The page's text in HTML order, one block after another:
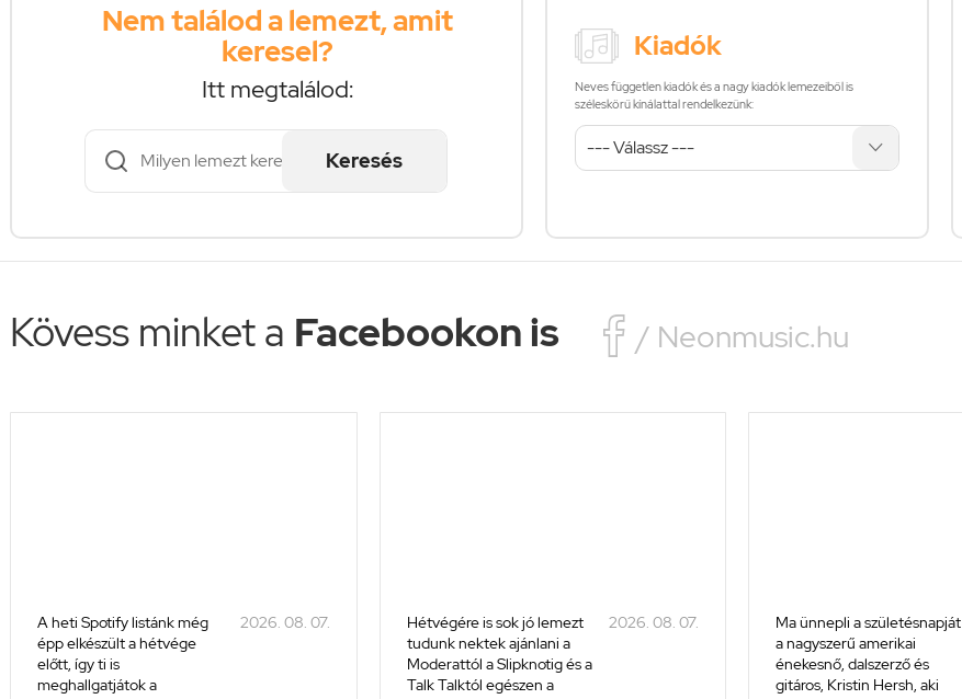
Nem találod a lemezt, amit
keresel?
Itt megtalálod:
Keresés
Kiadók
Neves független kiadók és a nagy kiadók lemezeiből is
széleskörű kínálattal rendelkezünk:
Kövess minket a Facebookon is  / Neonmusic.hu
A heti Spotify listánk még
épp elkészült a hétvége
előtt, így ti is
meghallgatjátok a
2026. 08. 07.
Hétvégére is sok jó lemezt
tudunk nektek ajánlani a
Moderattól a Slipknotig és a
Talk Talktól egészen a
2026. 08. 07.
Ma ünnepli a születésnapját
a nagyszerű amerikai
énekesnő, dalszerző és
gitáros, Kristin Hersh, aki